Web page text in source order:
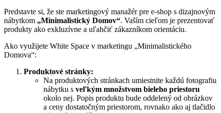
Predstavte si, že ste marketingový manažér pre e-shop s dizajnovým
nábytkom „Minimalistický Domov“. Vaším cieľom je prezentovať
produkty ako exkluzívne a uľahčiť zákazníkom orientáciu.
Ako využijete White Space v marketingu „Minimalistického
Domova“:
Produktové stránky:
Na produktových stránkach umiestnite každú fotografiu
nábytku s veľkým množstvom bieleho priestoru
okolo nej. Popis produktu bude oddelený od obrázkov
a ceny dostatočným priestorom, rovnako ako aj tlačidlo